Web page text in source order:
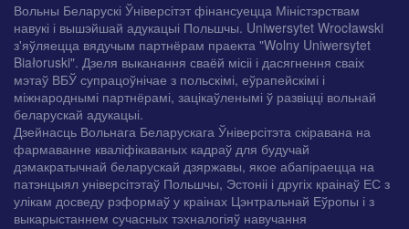
Вольны Беларускі Ўніверсітэт фінансуецца Міністэрствам
навукі і вышэйшай адукацыі Польшчы. Uniwersytet Wrocławski
з'яўляецца вядучым партнёрам праекта "Wolny Uniwersytet
Białoruski". Дзеля выканання сваёй місіі і дасягнення сваіх
мэтаў ВБЎ супрацоўнічае з польскімі, еўрапейскімі і
міжнароднымі партнёрамі, зацікаўленымі ў развіцці вольнай
беларускай адукацыі.
Дзейнасць Вольнага Беларускага Ўніверсітэта скіравана на
фармаванне кваліфікаваных кадраў для будучай
дэмакратычнай беларускай дзяржавы, якое абапіраецца на
патэнцыял універсітэтаў Польшчы, Эстоніі і другіх краінаў ЕС з
улікам досведу рэформаў у краінах Цэнтральнай Еўропы і з
выкарыстаннем сучасных тэхналогіяў навучання